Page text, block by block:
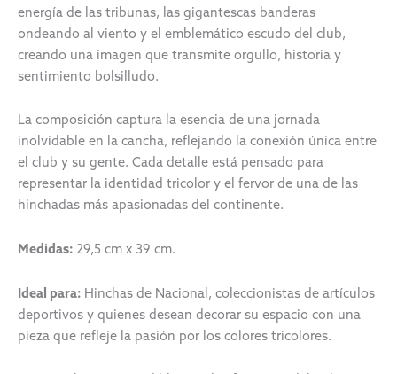
energía de las tribunas, las gigantescas banderas
ondeando al viento y el emblemático escudo del club,
creando una imagen que transmite orgullo, historia y
sentimiento bolsilludo.
La composición captura la esencia de una jornada
inolvidable en la cancha, reflejando la conexión única entre
el club y su gente. Cada detalle está pensado para
representar la identidad tricolor y el fervor de una de las
hinchadas más apasionadas del continente.
Medidas: 29,5 cm x 39 cm.
Ideal para: Hinchas de Nacional, coleccionistas de artículos
deportivos y quienes desean decorar su espacio con una
pieza que refleje la pasión por los colores tricolores.